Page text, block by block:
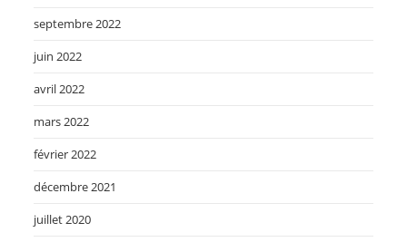
septembre 2022
juin 2022
avril 2022
mars 2022
février 2022
décembre 2021
juillet 2020